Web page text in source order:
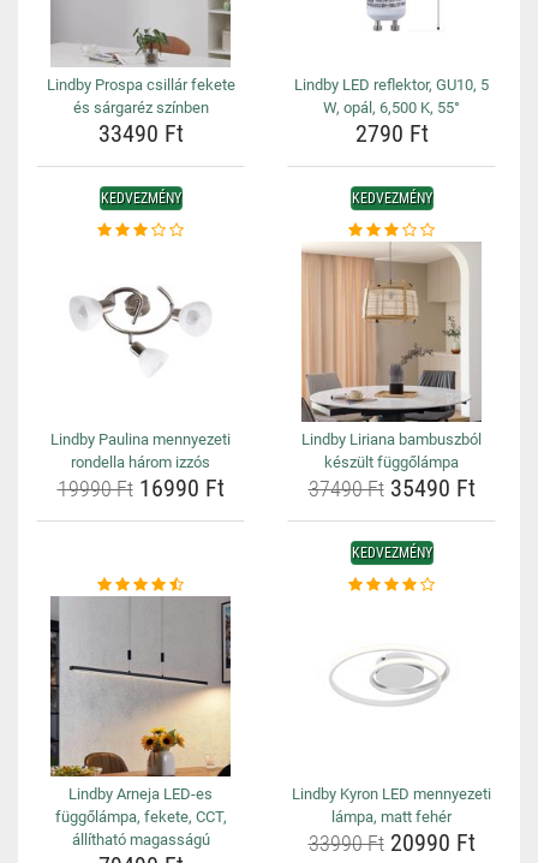
Lindby Prospa csillár fekete
és sárgaréz színben
33490 Ft
Lindby LED reflektor, GU10, 5
W, opál, 6,500 K, 55°
2790 Ft
KEDVEZMÉNY
Lindby Paulina mennyezeti
rondella három izzós
19990 Ft16990 Ft
KEDVEZMÉNY
Lindby Liriana bambuszból
készült függőlámpa
37490 Ft35490 Ft
Lindby Arneja LED-es
függőlámpa, fekete, CCT,
állítható magasságú
KEDVEZMÉNY
Lindby Kyron LED mennyezeti
lámpa, matt fehér
33990 Ft20990 Ft